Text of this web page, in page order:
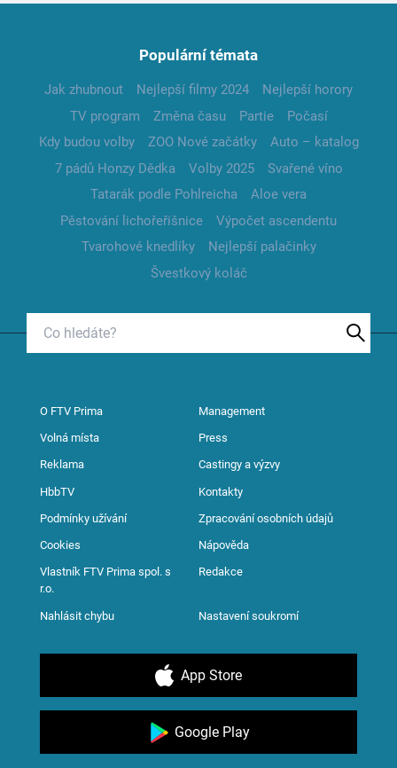
Populární témata
Jak zhubnout Nejlepší filmy 2024
Nejlepší horory
TV program
Změna času Partie
Počasí
Kdy budou volby
ZOO Nové začátky
Auto – katalog
7 pádů Honzy Dědka
Volby 2025
Svařené víno
Tatarák podle Pohlreicha
Aloe vera
Pěstování lichořeřišnice
Výpočet ascendentu
Tvarohové knedlíky
Nejlepší palačinky
Švestkový koláč
O FTV Prima Management
Volná místa Press
Reklama Castingy a výzvy
HbbTV Kontakty
Podmínky užívání Zpracování osobních údajů
Cookies Nápověda
Vlastník FTV Prima spol. s
r.o.
Redakce
Nahlásit chybu Nastavení soukromí
App Store
Google Play